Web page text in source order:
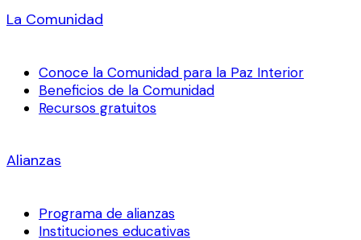
La Comunidad
Conoce la Comunidad para la Paz Interior
Beneficios de la Comunidad
Recursos gratuitos
Alianzas
Programa de alianzas
Instituciones educativas